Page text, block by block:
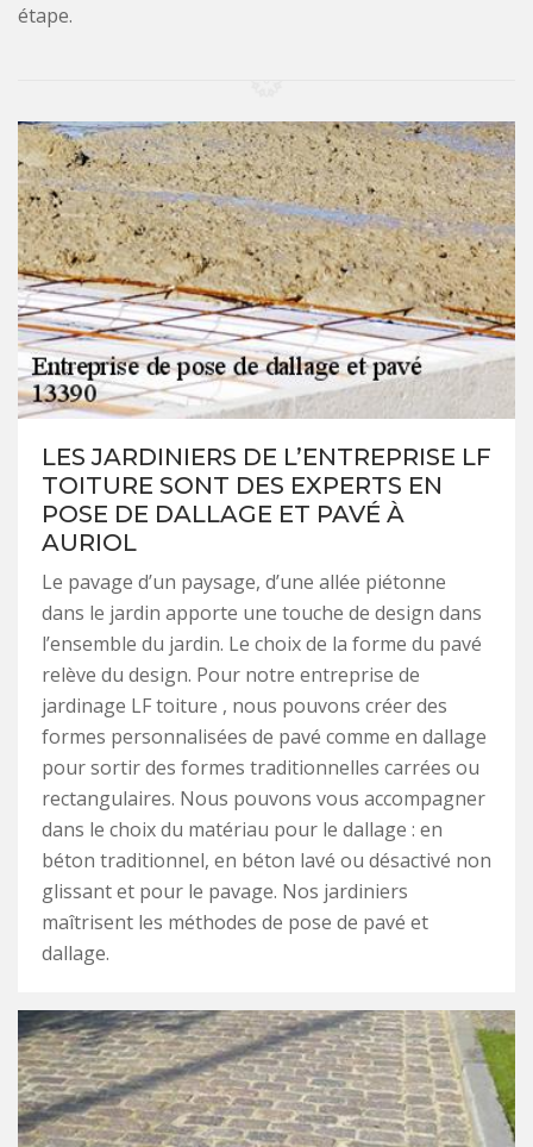
étape.
LES JARDINIERS DE L’ENTREPRISE LF
TOITURE SONT DES EXPERTS EN
POSE DE DALLAGE ET PAVÉ À
AURIOL
Le pavage d’un paysage, d’une allée piétonne
dans le jardin apporte une touche de design dans
l’ensemble du jardin. Le choix de la forme du pavé
relève du design. Pour notre entreprise de
jardinage LF toiture , nous pouvons créer des
formes personnalisées de pavé comme en dallage
pour sortir des formes traditionnelles carrées ou
rectangulaires. Nous pouvons vous accompagner
dans le choix du matériau pour le dallage : en
béton traditionnel, en béton lavé ou désactivé non
glissant et pour le pavage. Nos jardiniers
maîtrisent les méthodes de pose de pavé et
dallage.